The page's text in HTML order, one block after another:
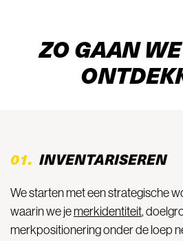
ZO GAAN
01. INVENTARISEREN
We starten met een strategische
waarin we je merkidentiteit,
merkpositionering onder de loep